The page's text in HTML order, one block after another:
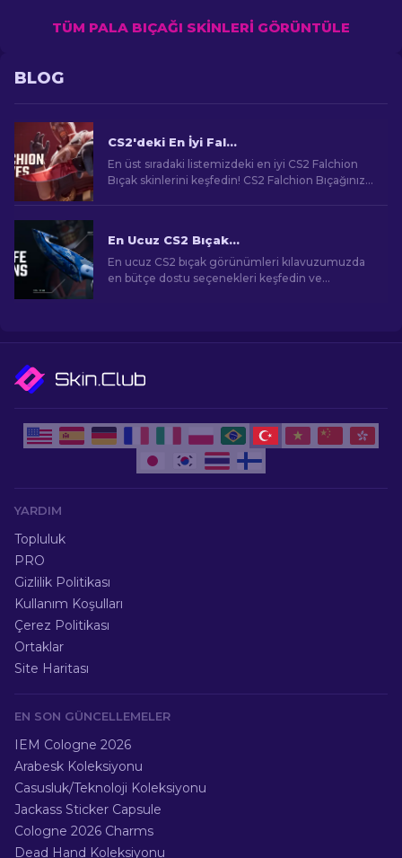
TÜM PALA BIÇAĞI SKINLERI GÖRÜNTÜLE
BLOG
CS2'deki En İyi Falchion Bıçak Skinleri: Sıralı En İyi Liste
En üst sıradaki listemizdeki en iyi CS2 Falchion
Bıçak skinlerini keşfedin! CS2 Falchion Bıçağınız
En Ucuz CS2 Bıçak Görünümleri [2026]
En ucuz CS2 bıçak görünümleri kılavuzumuzda
en bütçe dostu seçenekleri keşfedin ve
YARDIM
Topluluk
PRO
Gizlilik Politikası
Kullanım Koşulları
Çerez Politikası
Ortaklar
Site Haritası
EN SON GÜNCELLEMELER
IEM Cologne 2026
Arabesk Koleksiyonu
Casusluk/Teknoloji Koleksiyonu
Jackass Sticker Capsule
Cologne 2026 Charms
Dead Hand Koleksiyonu